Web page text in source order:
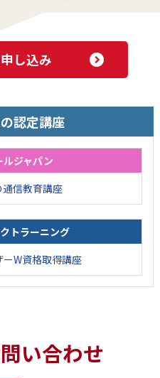
し込み
認定講座
ルジャパン
通信教育講座
トラーニング
ーW資格取得講座
い合わせ